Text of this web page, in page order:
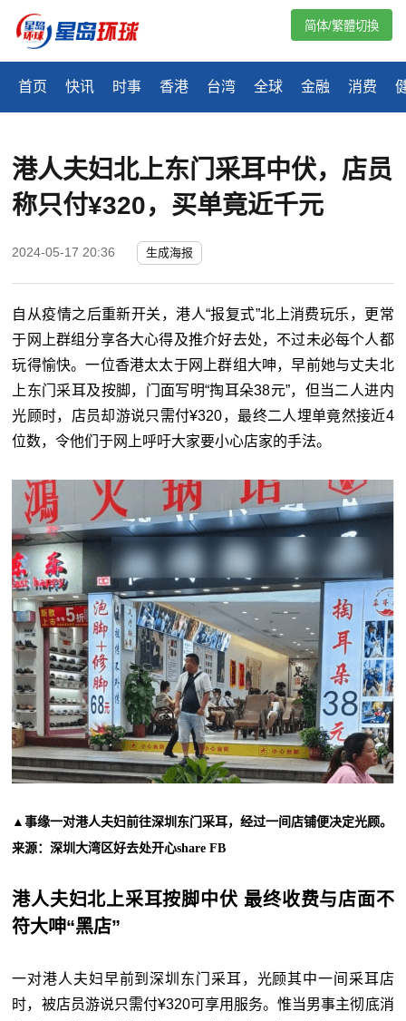
首页 快讯 时事 香港 台湾 全球 金融 消费
简体/繁體切換
港人夫妇北上东门采耳中伏，店员
称只付¥320，买单竟近千元
2024-05-17 20:36 生成海报
自从疫情之后重新开关，港人“报复式”北上消费玩乐，更常
于网上群组分享各大心得及推介好去处，不过未必每个人都
玩得愉快。一位香港太太于网上群组大呻，早前她与丈夫北
上东门采耳及按脚，门面写明“掏耳朵38元”，但当二人进内
光顾时，店员却游说只需付¥320，最终二人埋单竟然接近4
位数，令他们于网上呼吁大家要小心店家的手法。
▲事缘一对港人夫妇前往深圳东门采耳，经过一间店铺便决定光顾。
来源：深圳大湾区好去处开心share FB
港人夫妇北上采耳按脚中伏 最终收费与店面不
符大呻“黑店”
一对港人夫妇早前到深圳东门采耳，光顾其中一间采耳店
时，被店员游说只需付¥320可享用服务。惟当男事主彻底消